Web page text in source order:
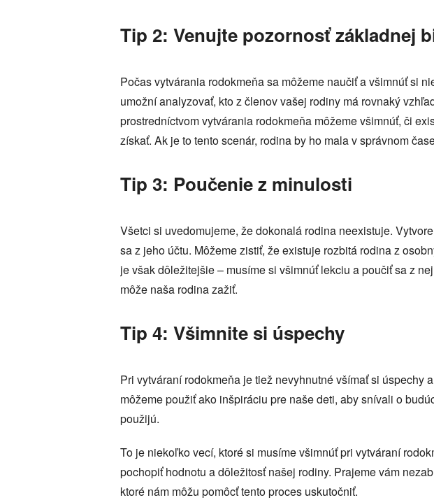
Tip 2: Venujte pozornosť základnej
Počas vytvárania rodokmeňa sa môžeme naučiť a všimnúť si
umožní analyzovať, kto z členov vašej rodiny má rovnaký
prostredníctvom vytvárania rodokmeňa môžeme všimnúť, či
získať. Ak je to tento scenár, rodina by ho mala v správnom
Tip 3: Poučenie z minulosti
Všetci si uvedomujeme, že dokonalá rodina neexistuje.
sa z jeho účtu. Môžeme zistiť, že existuje rozbitá rodina z
je však dôležitejšie – musíme si všimnúť lekciu a poučiť sa z
môže naša rodina zažiť.
Tip 4: Všimnite si úspechy
Pri vytváraní rodokmeňa je tiež nevyhnutné všímať si
môžeme použiť ako inšpiráciu pre naše deti, aby snívali o
použijú.
To je niekoľko vecí, ktoré si musíme všimnúť pri vytváraní
pochopiť hodnotu a dôležitosť našej rodiny. Prajeme vám
ktoré nám môžu pomôcť tento proces uskutočniť.